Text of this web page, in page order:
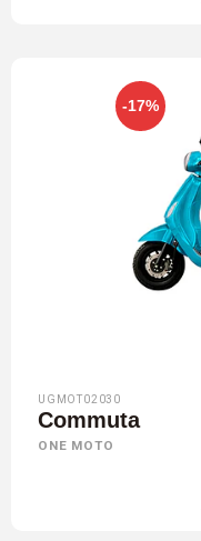
-17%
UGMOT02030
Commuta
ONE MOTO